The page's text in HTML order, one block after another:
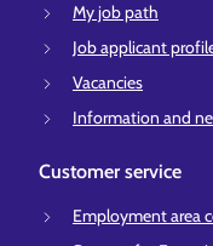
My job path
Job applicant
Vacancies
Information and
Customer service
Employment area